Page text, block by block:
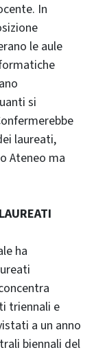
In
le aule
si
laureati,
Ateneo ma
ha
triennali e
a un anno
biennali del